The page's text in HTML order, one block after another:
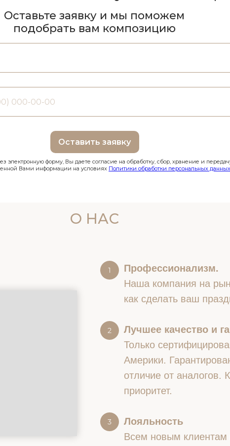
Оставить заявку
Оставьте заявку и мы поможем
подобрать вам композицию
электронную форму, Вы даете согласие на обработку, сбор, хранение и
Вами информации на условиях Политики обработки персональных данных
О НАС
Профессионализм.
Наша компания на
как сделать ваш
Лучшее качество и
Только
Америки.
отличие от аналогов.
приоритет.
Лояльность
Всем новым